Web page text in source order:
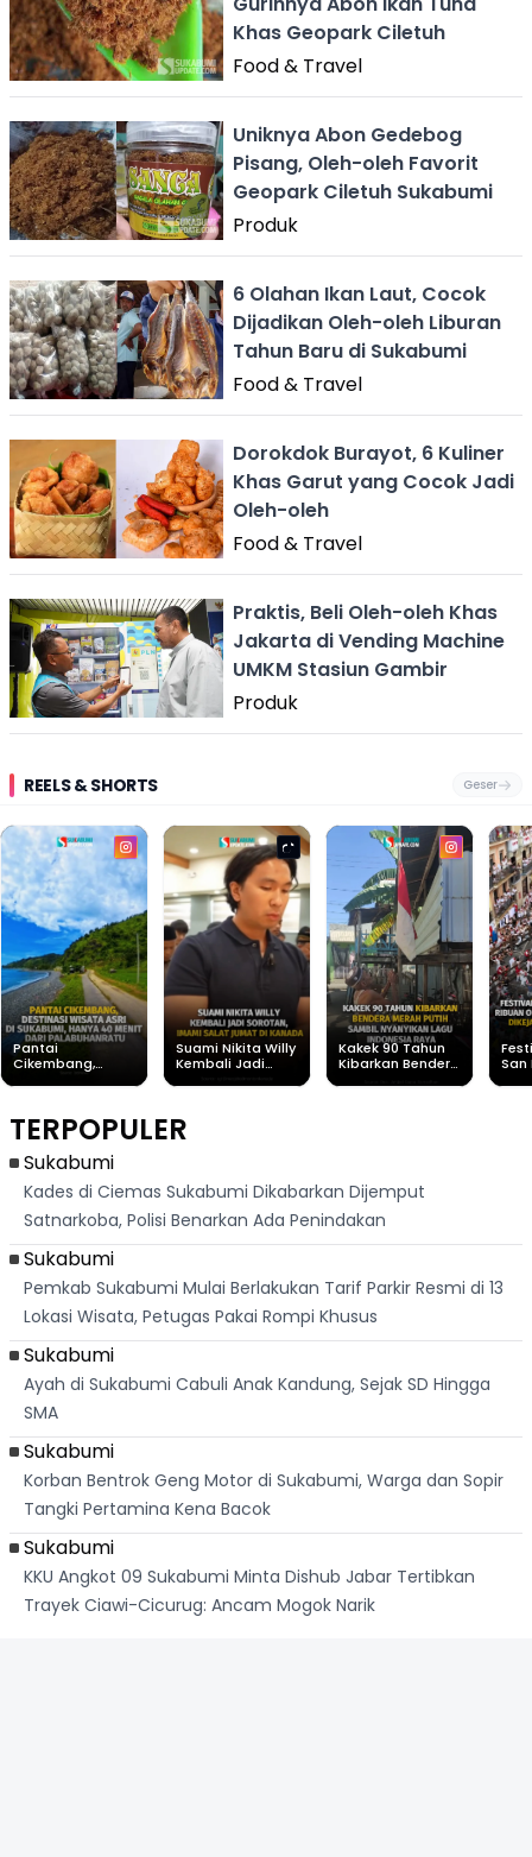
Khas Geopark Ciletuh
Food & Travel
Uniknya Abon Gedebog
Pisang, Oleh-oleh Favorit
Geopark Ciletuh Sukabumi
Produk
6 Olahan Ikan Laut, Cocok
Dijadikan Oleh-oleh Liburan
Tahun Baru di Sukabumi
Food & Travel
Dorokdok Burayot, 6 Kuliner
Khas Garut yang Cocok Jadi
Oleh-oleh
Food & Travel
Praktis, Beli Oleh-oleh Khas
Jakarta di Vending Machine
UMKM Stasiun Gambir
Produk
REELS & SHORTS Geser
Pantai
Cikembang,
Dari
Palabuhanratu
Suami Nikita Willy
Kembali Jadi
Kakek 90 Tahun
Kibarkan Bendera
San
TERPOPULER
Sukabumi
Kades di Ciemas Sukabumi Dikabarkan Dijemput
Satnarkoba, Polisi Benarkan Ada Penindakan
Sukabumi
Pemkab Sukabumi Mulai Berlakukan Tarif Parkir Resmi di 13
Lokasi Wisata, Petugas Pakai Rompi Khusus
Sukabumi
Ayah di Sukabumi Cabuli Anak Kandung, Sejak SD Hingga
SMA
Sukabumi
Korban Bentrok Geng Motor di Sukabumi, Warga dan Sopir
Tangki Pertamina Kena Bacok
Sukabumi
KKU Angkot 09 Sukabumi Minta Dishub Jabar Tertibkan
Trayek Ciawi-Cicurug: Ancam Mogok Narik